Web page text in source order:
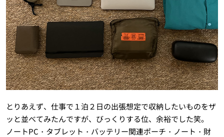
とりあえず、仕事で１泊２日の出張想定で収納したいものをザ
ッと並べてみたんですが、びっくりする位、余裕でした笑。
ノートPC・タブレット・バッテリー関連ポーチ・ノート・財